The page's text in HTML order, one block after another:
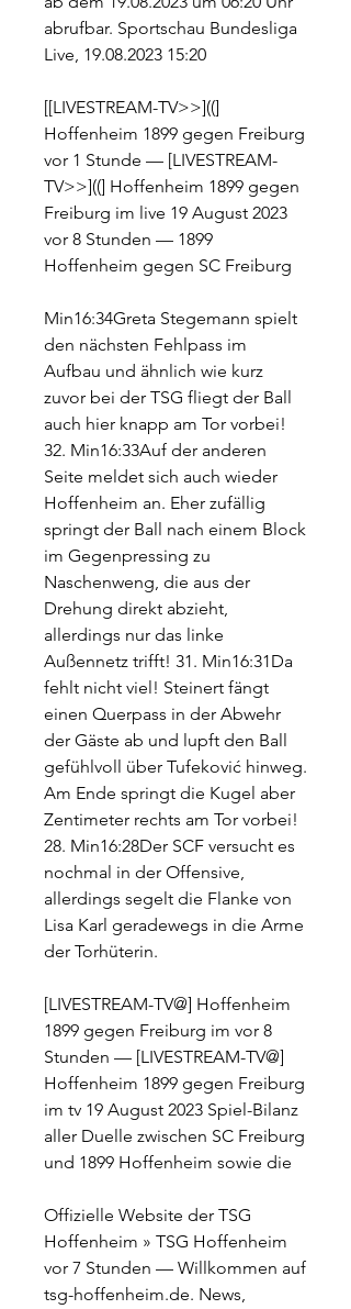
abrufbar. Sportschau Bundesliga
Live, 19.08.2023 15:20
[[LIVESTREAM-TV>>]((]
Hoffenheim 1899 gegen Freiburg
vor 1 Stunde — [LIVESTREAM-
TV>>]((] Hoffenheim 1899 gegen
Freiburg im live 19 August 2023
vor 8 Stunden — 1899
Hoffenheim gegen SC Freiburg
Min16:34Greta Stegemann spielt
den nächsten Fehlpass im
Aufbau und ähnlich wie kurz
zuvor bei der TSG fliegt der Ball
auch hier knapp am Tor vorbei!
32. Min16:33Auf der anderen
Seite meldet sich auch wieder
Hoffenheim an. Eher zufällig
springt der Ball nach einem Block
im Gegenpressing zu
Naschenweng, die aus der
Drehung direkt abzieht,
allerdings nur das linke
Außennetz trifft! 31. Min16:31Da
fehlt nicht viel! Steinert fängt
einen Querpass in der Abwehr
der Gäste ab und lupft den Ball
gefühlvoll über Tufeković hinweg.
Am Ende springt die Kugel aber
Zentimeter rechts am Tor vorbei!
28. Min16:28Der SCF versucht es
nochmal in der Offensive,
allerdings segelt die Flanke von
Lisa Karl geradewegs in die Arme
der Torhüterin.
[LIVESTREAM-TV@] Hoffenheim
1899 gegen Freiburg im vor 8
Stunden — [LIVESTREAM-TV@]
Hoffenheim 1899 gegen Freiburg
im tv 19 August 2023 Spiel-Bilanz
aller Duelle zwischen SC Freiburg
und 1899 Hoffenheim sowie die
Offizielle Website der TSG
Hoffenheim » TSG Hoffenheim
vor 7 Stunden — Willkommen auf
tsg-hoffenheim.de. News,